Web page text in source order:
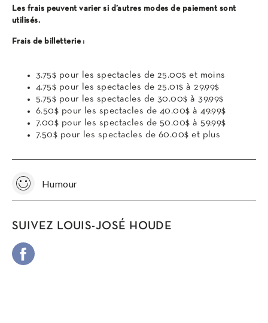
Les frais peuvent varier si d’autres modes de paiement sont
utilisés.
Frais de billetterie :
3.75$ pour les spectacles de 25.00$ et moins
4.75$ pour les spectacles de 25.01$ à 29.99$
5.75$ pour les spectacles de 30.00$ à 39.99$
6.50$ pour les spectacles de 40.00$ à 49.99$
7.00$ pour les spectacles de 50.00$ à 59.99$
7.50$ pour les spectacles de 60.00$ et plus
Humour
SUIVEZ LOUIS-JOSÉ HOUDE